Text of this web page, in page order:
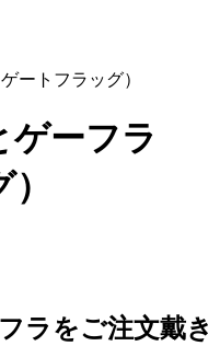
ートフラッグ）
ゲーフラ
ラをご注文戴き